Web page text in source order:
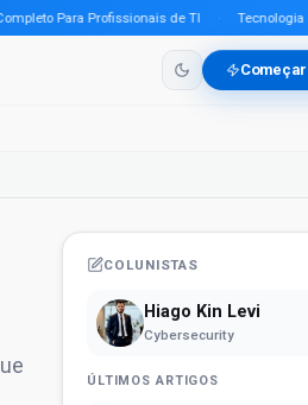
Para Profissionais de TI · Tecnologia
COLUNISTAS
Hiago Kin Levi
Cybersecurity
ÚLTIMOS ARTIGOS